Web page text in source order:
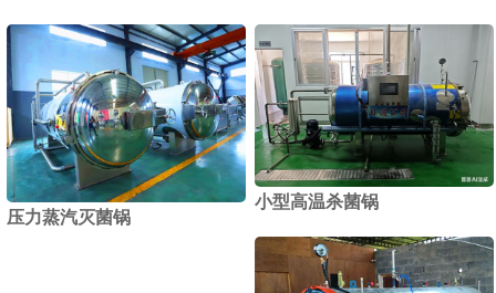
压力蒸汽灭菌锅
小型高温杀菌锅